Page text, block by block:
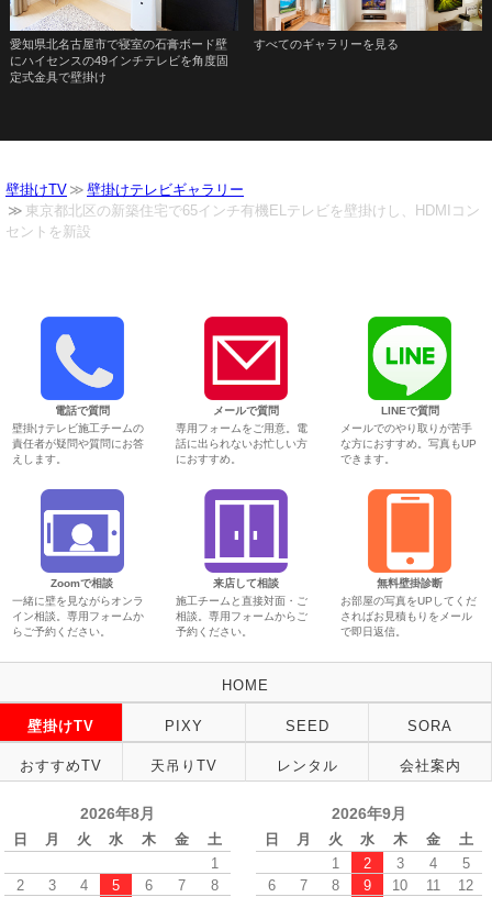
愛知県北名古屋市で寝室の石膏ボード壁
にハイセンスの49インチテレビを角度固
定式金具で壁掛け
すべてのギャラリーを見る
壁掛けTV
壁掛けテレビギャラリー
東京都北区の新築住宅で65インチ有機ELテレビを壁掛けし、HDMIコン
セントを新設
電話で質問
壁掛けテレビ施工チームの
責任者が疑問や質問にお答
えします。
メールで質問
専用フォームをご用意。電
話に出られないお忙しい方
におすすめ。
LINEで質問
メールでのやり取りが苦手
な方におすすめ。写真もUP
できます。
Zoomで相談
一緒に壁を見ながらオンラ
イン相談。専用フォームか
らご予約ください。
来店して相談
施工チームと直接対面・ご
相談。専用フォームからご
予約ください。
無料壁掛診断
お部屋の写真をUPしてくだ
さればお見積もりをメール
で即日返信。
HOME
壁掛けTV PIXY SEED SORA
おすすめTV 天吊りTV レンタル 会社案内
2026年8月
日 月 火 水 木 金
土
1
2
3 4 5 6 7
8
2026年9月
日 月 火 水 木 金
土
1
2 3 4
5
6
7 8 9 10 11
12